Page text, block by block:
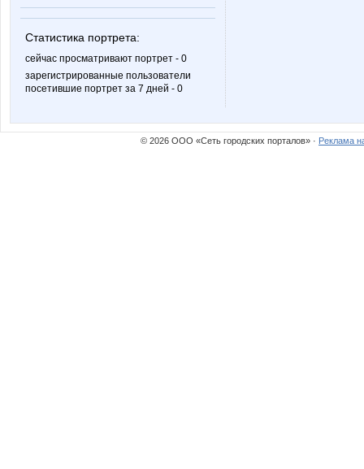
Статистика портрета:
сейчас просматривают портрет - 0
зарегистрированные пользователи
посетившие портрет за 7 дней - 0
© 2026 ООО «Сеть городских порталов» · Реклама